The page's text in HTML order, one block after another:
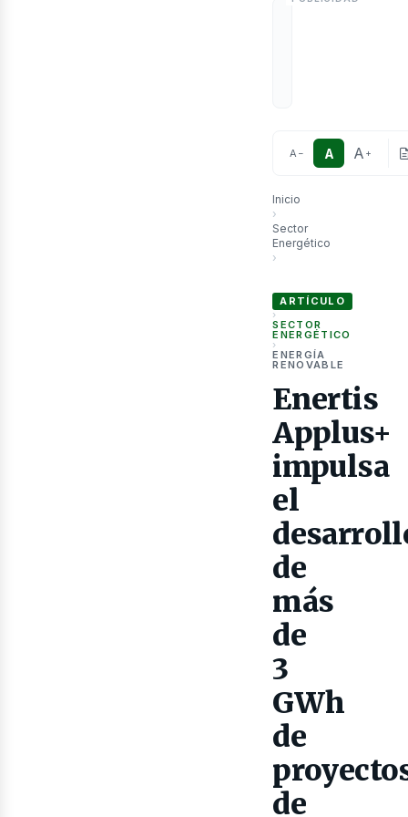
A − A A +
Inicio
›
Sector
Energético
›
ARTÍCULO
›
SECTOR
ENERGÉTICO
›
ENERGÍA
RENOVABLE
Enertis
Applus+
impulsa
el
de
más
de
3
GWh
de
de